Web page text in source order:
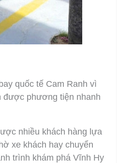
quốc tế Cam Ranh vì
được phương tiện nhanh
nhiều khách hàng lựa
xe khách hay chuyển
trình khám phá Vĩnh Hy